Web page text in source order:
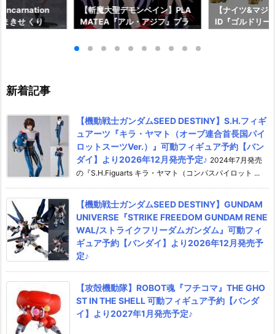
きせ くり
【斬魔大聖デモンベイン】PLA
MATEA『アル・アジフ』プラ
ンパニー】より2027年4月発売
【ナイツ&マジ
ID『ゴルドリー
新着記事
【機動戦士ガンダムSEED DESTINY】S.H.フィギ
ュアーツ『キラ・ヤマト（オーブ連合首長国パイ
ロットスーツVer.）』可動フィギュア予約【バン
ダイ】より2026年12月発売予定♪ 2024年7月発売
の『S.H.Figuarts キラ・ヤマト（コンパスパイロット ...
【機動戦士ガンダムSEED DESTINY】GUNDAM
UNIVERSE『STRIKE FREEDOM GUNDAM RENE
WAL/ストライクフリーダムガンダム』可動フィ
ギュア予約【バンダイ】より2026年12月発売予
定♪
【攻殻機動隊】ROBOT魂『フチコマ』THE GHO
ST IN THE SHELL 可動フィギュア予約【バンダ
イ】より2027年1月発売予定♪